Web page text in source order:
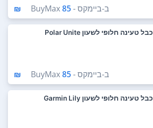
ב-ביימקס - BuyMax85 ₪
כבל טעינה חלופי לשעון Polar Unite
ב-ביימקס - BuyMax85 ₪
כבל טעינה חלופי לשעון Garmin Lily